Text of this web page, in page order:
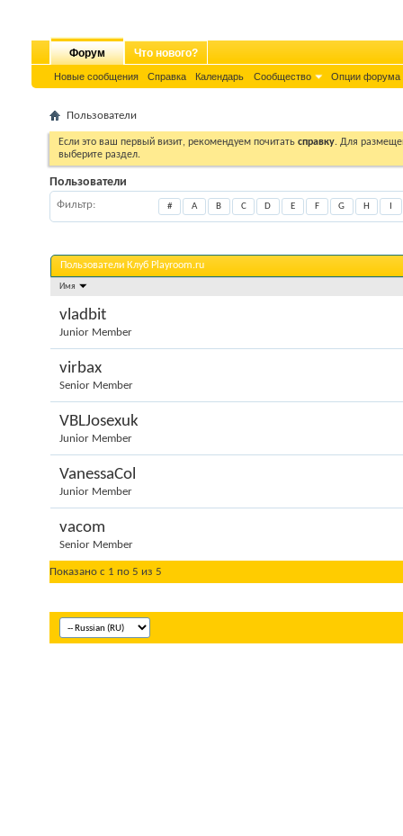
Форум
Новые сообщения Справка Календарь Сообщество Опции форума
Что нового?
Пользователи
Если это ваш первый визит, рекомендуем почитать справку. Для
выберите раздел.
Пользователи
Фильтр # A B C D E F G H
Пользователи Клуб Playroom.ru
Имя
vladbit
Junior Member
virbax
Senior Member
VBLJosexuk
Junior Member
VanessaCol
Junior Member
vacom
Senior Member
Показано с 1 по 5 из 5